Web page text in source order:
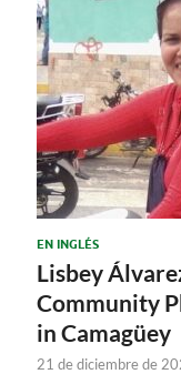
EN INGLÉS
Lisbey
Community
in Camagüey
21 de diciembre de